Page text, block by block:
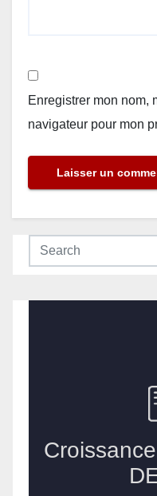
Enregistrer mon nom,
navigateur pour mon